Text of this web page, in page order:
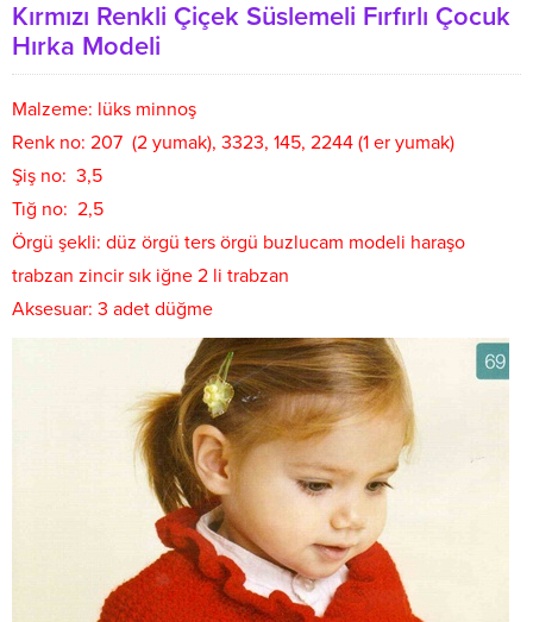
Kırmızı Renkli Çiçek Süslemeli Fırfırlı Çocuk
Hırka Modeli
Malzeme: lüks minnoş
Renk no: 207 (2 yumak), 3323, 145, 2244 (1 er yumak)
Şiş no: 3,5
Tığ no: 2,5
Örgü şekli: düz örgü ters örgü buzlucam modeli haraşo
trabzan zincir sık iğne 2 li trabzan
Aksesuar: 3 adet düğme